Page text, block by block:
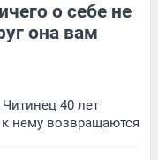
о себе не
она вам
40 лет
к нему возвращаются